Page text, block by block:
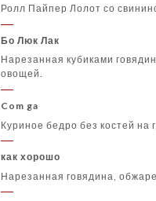
Ролл Пайпер Лолот со
Бо Люк Лак
Нарезанная кубиками
овощей.
Com ga
Куриное бедро без костей
как хорошо
Нарезанная говядина,